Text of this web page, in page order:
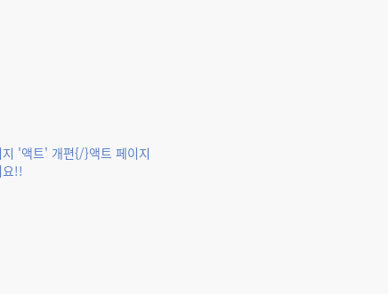
지 '액트' 개편{/}액트 페이지
요!!